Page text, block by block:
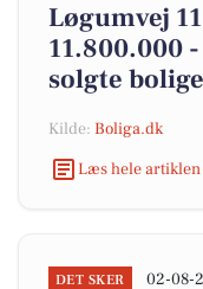
Løgumvej
11.800.000
solgte
Kilde: Boliga.dk
Læs hele
DET SKER 02-08-